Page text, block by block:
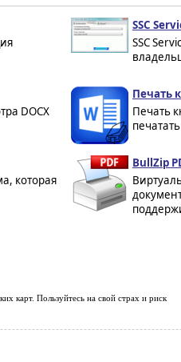
SSC
SSC
DOCX
Печать
Печать
которая
BullZip
карт. Пользуйтесь на свой страх и риск